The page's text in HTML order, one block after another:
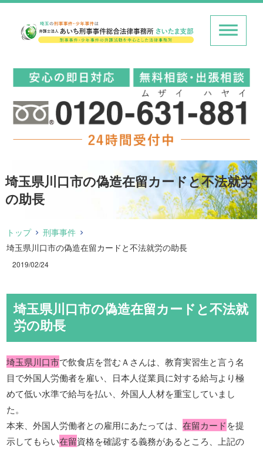
埼玉県川口市の偽造在留カードと不法就労
の助長
トップ
刑事事件
埼玉県川口市の偽造在留カードと不法就労の助長
2019/02/24
埼玉県川口市の偽造在留カードと不法就
労の助長
埼玉県川口市で飲食店を営むＡさんは、教育実習生と言う名
目で外国人労働者を雇い、日本人従業員に対する給与より極
めて低い水準で給与を払い、外国人人材を重宝していまし
た。
本来、外国人労働者との雇用にあたっては、在留カードを提
示してもらい在留資格を確認する義務があるところ、上記の